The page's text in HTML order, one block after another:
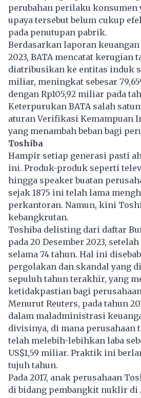
perubahan perilaku konsumen
upaya tersebut belum cukup
pada penutupan pabrik.
Berdasarkan laporan keuangan
2023, BATA mencatat kerugian
diatribusikan ke entitas induk
miliar, meningkat sebesar
dengan Rp105,92 miliar pada
Keterpurukan BATA salah
aturan Verifikasi Kemampuan
yang menambah beban bagi
Toshiba
Hampir setiap generasi pasti
ini. Produk-produk seperti
hingga speaker buatan
sejak 1875 ini telah lama
perkantoran. Namun, kini
kebangkrutan.
Toshiba delisting dari daftar
pada 20 Desember 2023,
selama 74 tahun. Hal ini
pergolakan dan skandal yang
sepuluh tahun terakhir, yang
ketidakpastian bagi
Menurut Reuters, pada tahun
dalam maladministrasi
divisinya, di mana perusahaan
telah melebih-lebihkan laba
US$1,59 miliar. Praktik ini
tujuh tahun.
Pada 2017, anak perusahaan
di bidang pembangkit nuklir di